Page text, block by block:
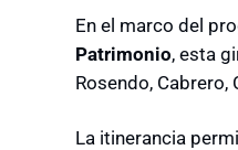
En el marco del
Patrimonio, esta
Rosendo,
La itinerancia